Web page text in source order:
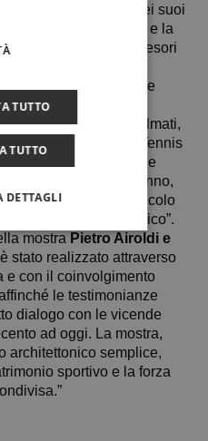
in occasione dei suoi
porte alla città, e la
durante le Vie dei Tesori
“Cento Volte
ma è la
immagini, oggetti e filmati,
anni il Circolo del Tennis
che, insieme alle
nel corso dell’anno,
raccontando un secolo
reso un luogo unico”.
mostra Pietro Airoldi e
stato realizzato attraverso
e con il coinvolgimento
le testimonianze
dialogo con le vicende
ad oggi. La mostra,
architettonico semplice,
sportivo e la forza
TUTTO
TUTTO
DETTAGLI